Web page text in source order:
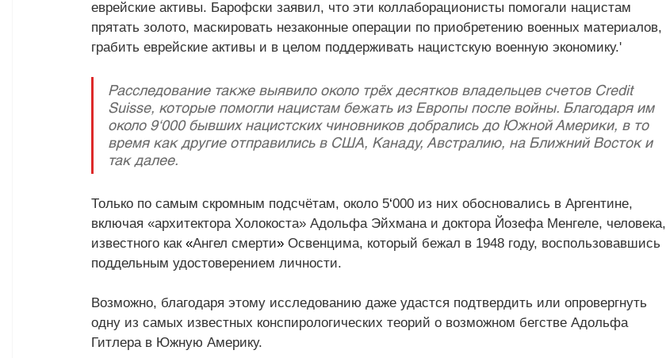
еврейские активы. Барофски заявил, что эти коллаборационисты помогали нацистам
прятать золото, маскировать незаконные операции по приобретению военных материалов,
грабить еврейские активы и в целом поддерживать нацистскую военную экономику.'
Расследование также выявило около трёх десятков владельцев счетов Credit
Suisse, которые помогли нацистам бежать из Европы после войны. Благодаря им
около 9‘000 бывших нацистских чиновников добрались до Южной Америки, в то
время как другие отправились в США, Канаду, Австралию, на Ближний Восток и
так далее.
Только по самым скромным подсчётам, около 5‘000 из них обосновались в Аргентине,
включая «архитектора Холокоста» Адольфа Эйхмана и доктора Йозефа Менгеле, человека,
известного как «Ангел смерти» Освенцима, который бежал в 1948 году, воспользовавшись
поддельным удостоверением личности.
Возможно, благодаря этому исследованию даже удастся подтвердить или опровергнуть
одну из самых известных конспирологических теорий о возможном бегстве Адольфа
Гитлера в Южную Америку.